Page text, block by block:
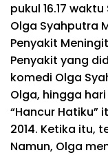
pukul 16.17
Olga Syahputra
Penyakit
Penyakit yang
komedi Olga
Olga, hingga
“Hancur
2014. Ketika itu,
Namun, Olga